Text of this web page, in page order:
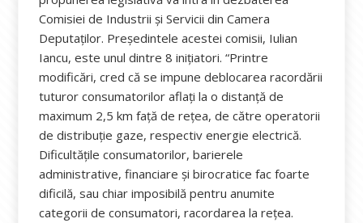
Comisiei de Industrii și Servicii din Camera
Deputaților. Președintele acestei comisii, Iulian
Iancu, este unul dintre 8 inițiatori. “Printre
modificări, cred că se impune deblocarea racordării
tuturor consumatorilor aflați la o distanță de
maximum 2,5 km față de rețea, de către operatorii
de distribuție gaze, respectiv energie electrică.
Dificultățile consumatorilor, barierele
administrative, financiare și birocratice fac foarte
dificilă, sau chiar imposibilă pentru anumite
categorii de consumatori, racordarea la rețea.